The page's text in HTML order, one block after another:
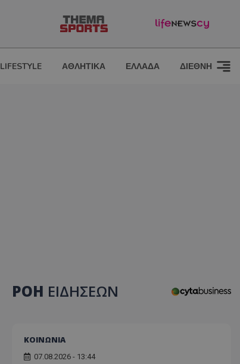
LIFESTYLE ΑΘΛΗΤΙΚΑ ΕΛΛΑΔΑ ΔΙΕΘΝΗ
ΡΟΗ ΕΙΔΗΣΕΩΝ
ΚΟΙΝΩΝΙΑ
07.08.2026 - 13:44